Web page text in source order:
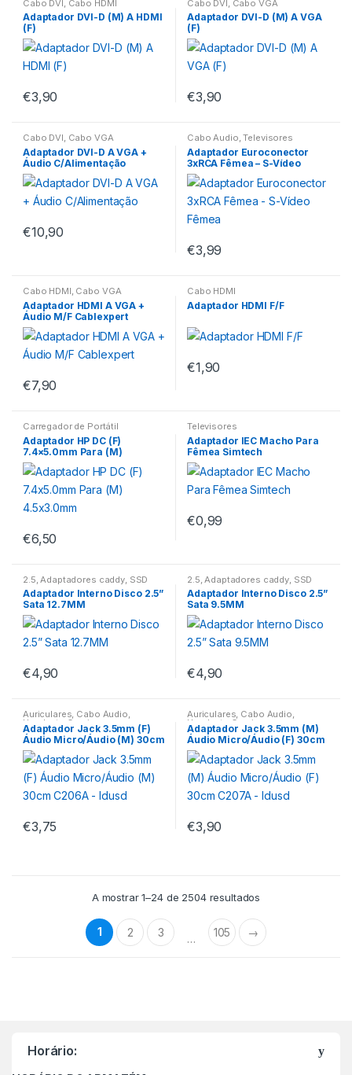
Cabo DVI Cabo HDMI
Adaptador DVI-D (M) A HDMI
(F)
€3,90
Cabo DVI Cabo VGA
Adaptador DVI-D (M) A VGA
(F)
€3,90
Cabo DVI, Cabo VGA
Adaptador DVI-D A VGA +
Áudio C/Alimentação
€10,90
Cabo Áudio,Televisores
Adaptador Euroconector
3xRCA Fêmea – S-Vídeo
Fêmea
€3,99
Cabo HDMI, Cabo VGA
Adaptador HDMI A VGA +
Áudio M/F Cablexpert
€7,90
Cabo HDMI
Adaptador HDMI F/F
€1,90
Carregador de Portátil
Adaptador HP DC (F)
7.4×5.0mm Para (M)
4.5×3.0mm
€6,50
Televisores
Adaptador IEC Macho Para
Fêmea Simtech
€0,99
2.5 Adaptadores caddy, SSD
Adaptador Interno Disco 2.5”
Sata 12.7MM
€4,90
2.5 Adaptadores caddy, SSD
Adaptador Interno Disco 2.5”
Sata 9.5MM
€4,90
Auriculares, Cabo Áudio,
Headsets Gaming
Adaptador Jack 3.5mm (F)
Áudio Micro/Áudio (M) 30cm
C206A – Idusd
€3,75
Auriculares, Cabo Áudio,
Headsets Gaming
Adaptador Jack 3.5mm (M)
Áudio Micro/Áudio (F) 30cm
C207A – Idusd
€3,90
A mostrar 1–24 de 2504 resultados
1 2 3 … 105 →
Horário: